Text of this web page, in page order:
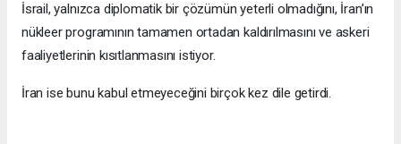
İsrail, yalnızca diplomatik bir çözümün yeterli olmadığını, İran’ın
nükleer programının tamamen ortadan kaldırılmasını ve askeri
faaliyetlerinin kısıtlanmasını istiyor.
İran ise bunu kabul etmeyeceğini birçok kez dile getirdi.